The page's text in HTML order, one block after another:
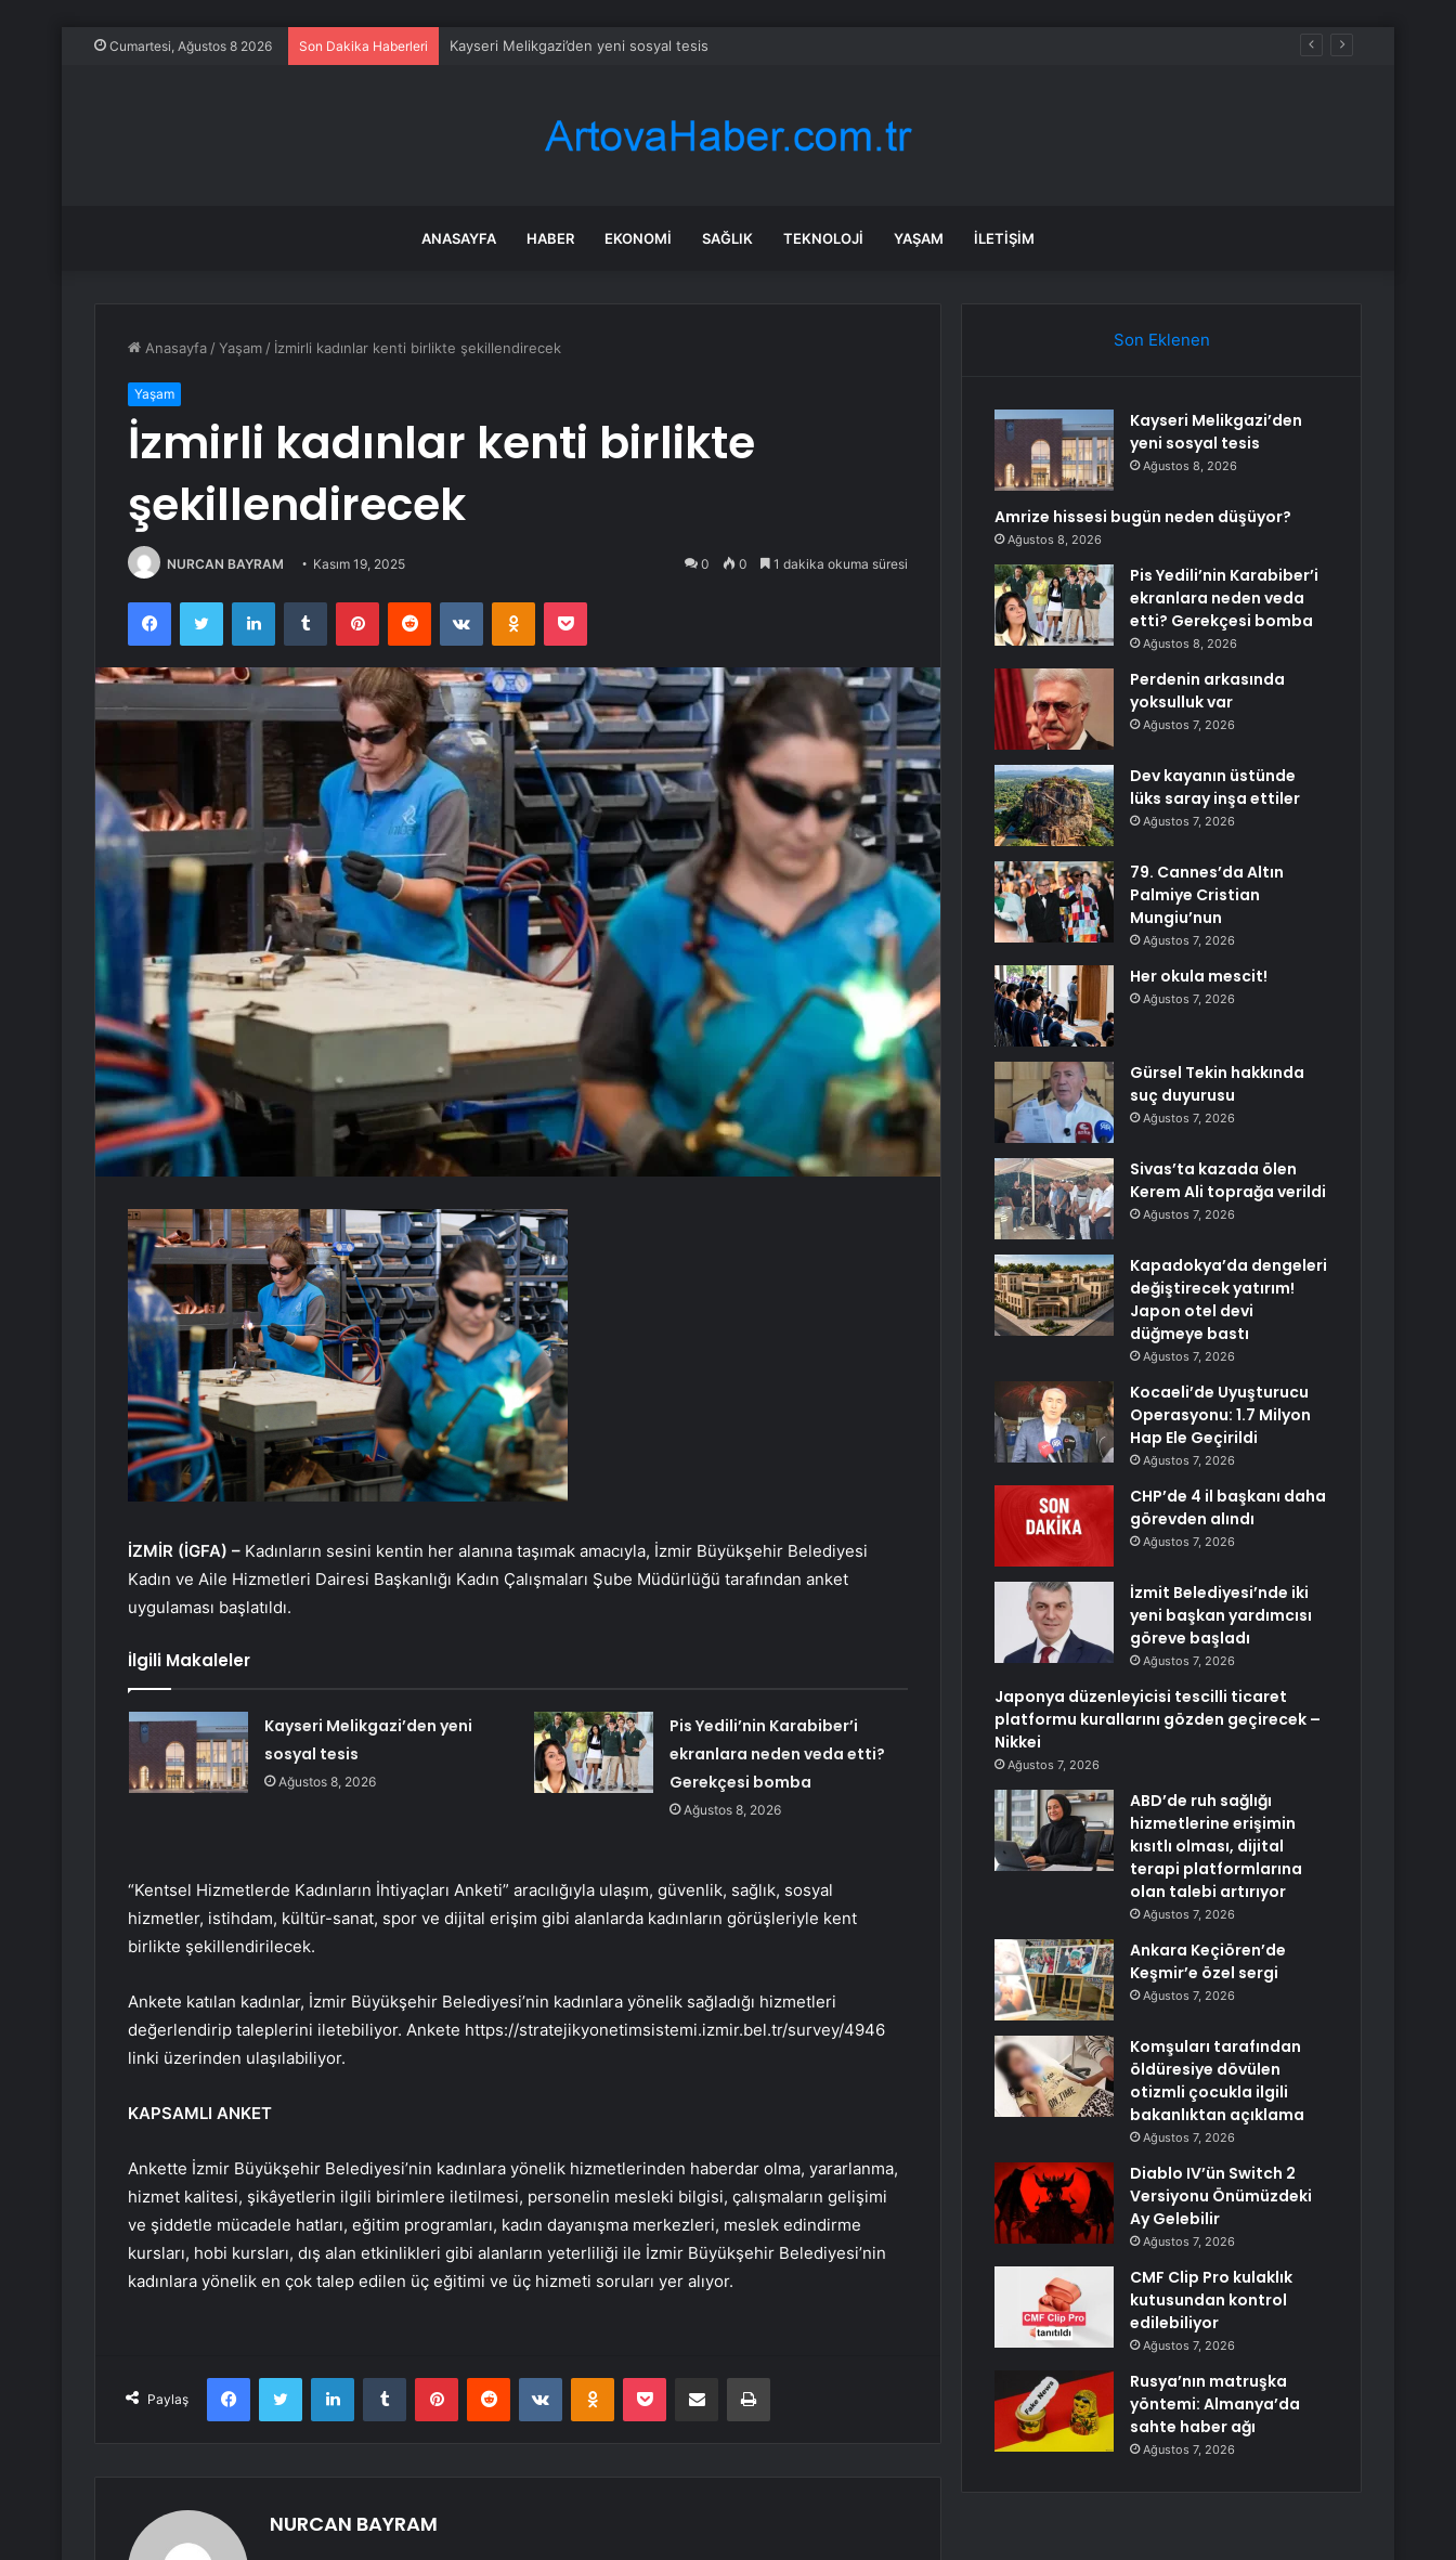
Cumartesi, Ağustos 8 2026 Son Dakika Haberleri Amrize hissesi bugün neden düşüyor?
ANASAYFA HABER EKONOMI SAĞLIK TEKNOLOJI YAŞAM İLETIŞIM
Anasayfa /Yaşam / İzmirli kadınlar kenti birlikte şekillendirecek
Yaşam
İzmirli kadınlar kenti birlikte
şekillendirecek
NURCAN BAYRAM Kasım 19, 2025 0 0 1 dakika okuma süresi
FacebookTwitter LinkedInTumblr PinterestReddit VKontakteOdnoklassniki
Pocket
İZMİR (İGFA) – Kadınların sesini kentin her alanına taşımak amacıyla, İzmir Büyükşehir Belediyesi
Kadın ve Aile Hizmetleri Dairesi Başkanlığı Kadın Çalışmaları Şube Müdürlüğü tarafından anket
uygulaması başlatıldı.
İlgili Makaleler
Kayseri Melikgazi’den yeni
sosyal tesis
Ağustos 8, 2026
Pis Yedili’nin Karabiber’i
ekranlara neden veda etti?
Gerekçesi bomba
Ağustos 8, 2026
“Kentsel Hizmetlerde Kadınların İhtiyaçları Anketi” aracılığıyla ulaşım, güvenlik, sağlık, sosyal
hizmetler, istihdam, kültür-sanat, spor ve dijital erişim gibi alanlarda kadınların görüşleriyle kent
birlikte şekillendirilecek.
Ankete katılan kadınlar, İzmir Büyükşehir Belediyesi’nin kadınlara yönelik sağladığı hizmetleri
değerlendirip taleplerini iletebiliyor. Ankete https://stratejikyonetimsistemi.izmir.bel.tr/survey/4946
linki üzerinden ulaşılabiliyor.
KAPSAMLI ANKET
Ankette İzmir Büyükşehir Belediyesi’nin kadınlara yönelik hizmetlerinden haberdar olma, yararlanma,
hizmet kalitesi, şikâyetlerin ilgili birimlere iletilmesi, personelin mesleki bilgisi, çalışmaların gelişimi
ve şiddetle mücadele hatları, eğitim programları, kadın dayanışma merkezleri, meslek edindirme
kursları, hobi kursları, dış alan etkinlikleri gibi alanların yeterliliği ile İzmir Büyükşehir Belediyesi’nin
kadınlara yönelik en çok talep edilen üç eğitimi ve üç hizmeti soruları yer alıyor.
Paylaş
FacebookTwitter LinkedInTumblr PinterestReddit VKontakteOdnoklassniki
Pocket E-Posta ile paylaş Yazdır
NURCAN BAYRAM
Son Eklenen
Kayseri Melikgazi’den
yeni sosyal tesis
Ağustos 8, 2026
Amrize hissesi bugün neden düşüyor?
Ağustos 8, 2026
Pis Yedili’nin Karabiber’i
ekranlara neden veda
etti? Gerekçesi bomba
Ağustos 8, 2026
Perdenin arkasında
yoksulluk var
Ağustos 7, 2026
Dev kayanın üstünde
lüks saray inşa ettiler
Ağustos 7, 2026
79. Cannes’da Altın
Palmiye Cristian
Mungiu’nun
Ağustos 7, 2026
Her okula mescit!
Ağustos 7, 2026
Gürsel Tekin hakkında
suç duyurusu
Ağustos 7, 2026
Sivas’ta kazada ölen
Kerem Ali toprağa verildi
Ağustos 7, 2026
Kapadokya’da dengeleri
değiştirecek yatırım!
Japon otel devi
düğmeye bastı
Ağustos 7, 2026
Kocaeli’de Uyuşturucu
Operasyonu: 1.7 Milyon
Hap Ele Geçirildi
Ağustos 7, 2026
CHP’de 4 il başkanı daha
görevden alındı
Ağustos 7, 2026
İzmit Belediyesi’nde iki
yeni başkan yardımcısı
göreve başladı
Ağustos 7, 2026
Japonya düzenleyicisi tescilli ticaret
platformu kurallarını gözden geçirecek –
Nikkei
Ağustos 7, 2026
ABD’de ruh sağlığı
hizmetlerine erişimin
kısıtlı olması, dijital
terapi platformlarına
olan talebi artırıyor
Ağustos 7, 2026
Ankara Keçiören’de
Keşmir’e özel sergi
Ağustos 7, 2026
Komşuları tarafından
öldüresiye dövülen
otizmli çocukla ilgili
bakanlıktan açıklama
Ağustos 7, 2026
Diablo IV’ün Switch 2
Versiyonu Önümüzdeki
Ay Gelebilir
Ağustos 7, 2026
CMF Clip Pro kulaklık
kutusundan kontrol
edilebiliyor
Ağustos 7, 2026
Rusya’nın matruşka
yöntemi: Almanya’da
sahte haber ağı
Ağustos 7, 2026